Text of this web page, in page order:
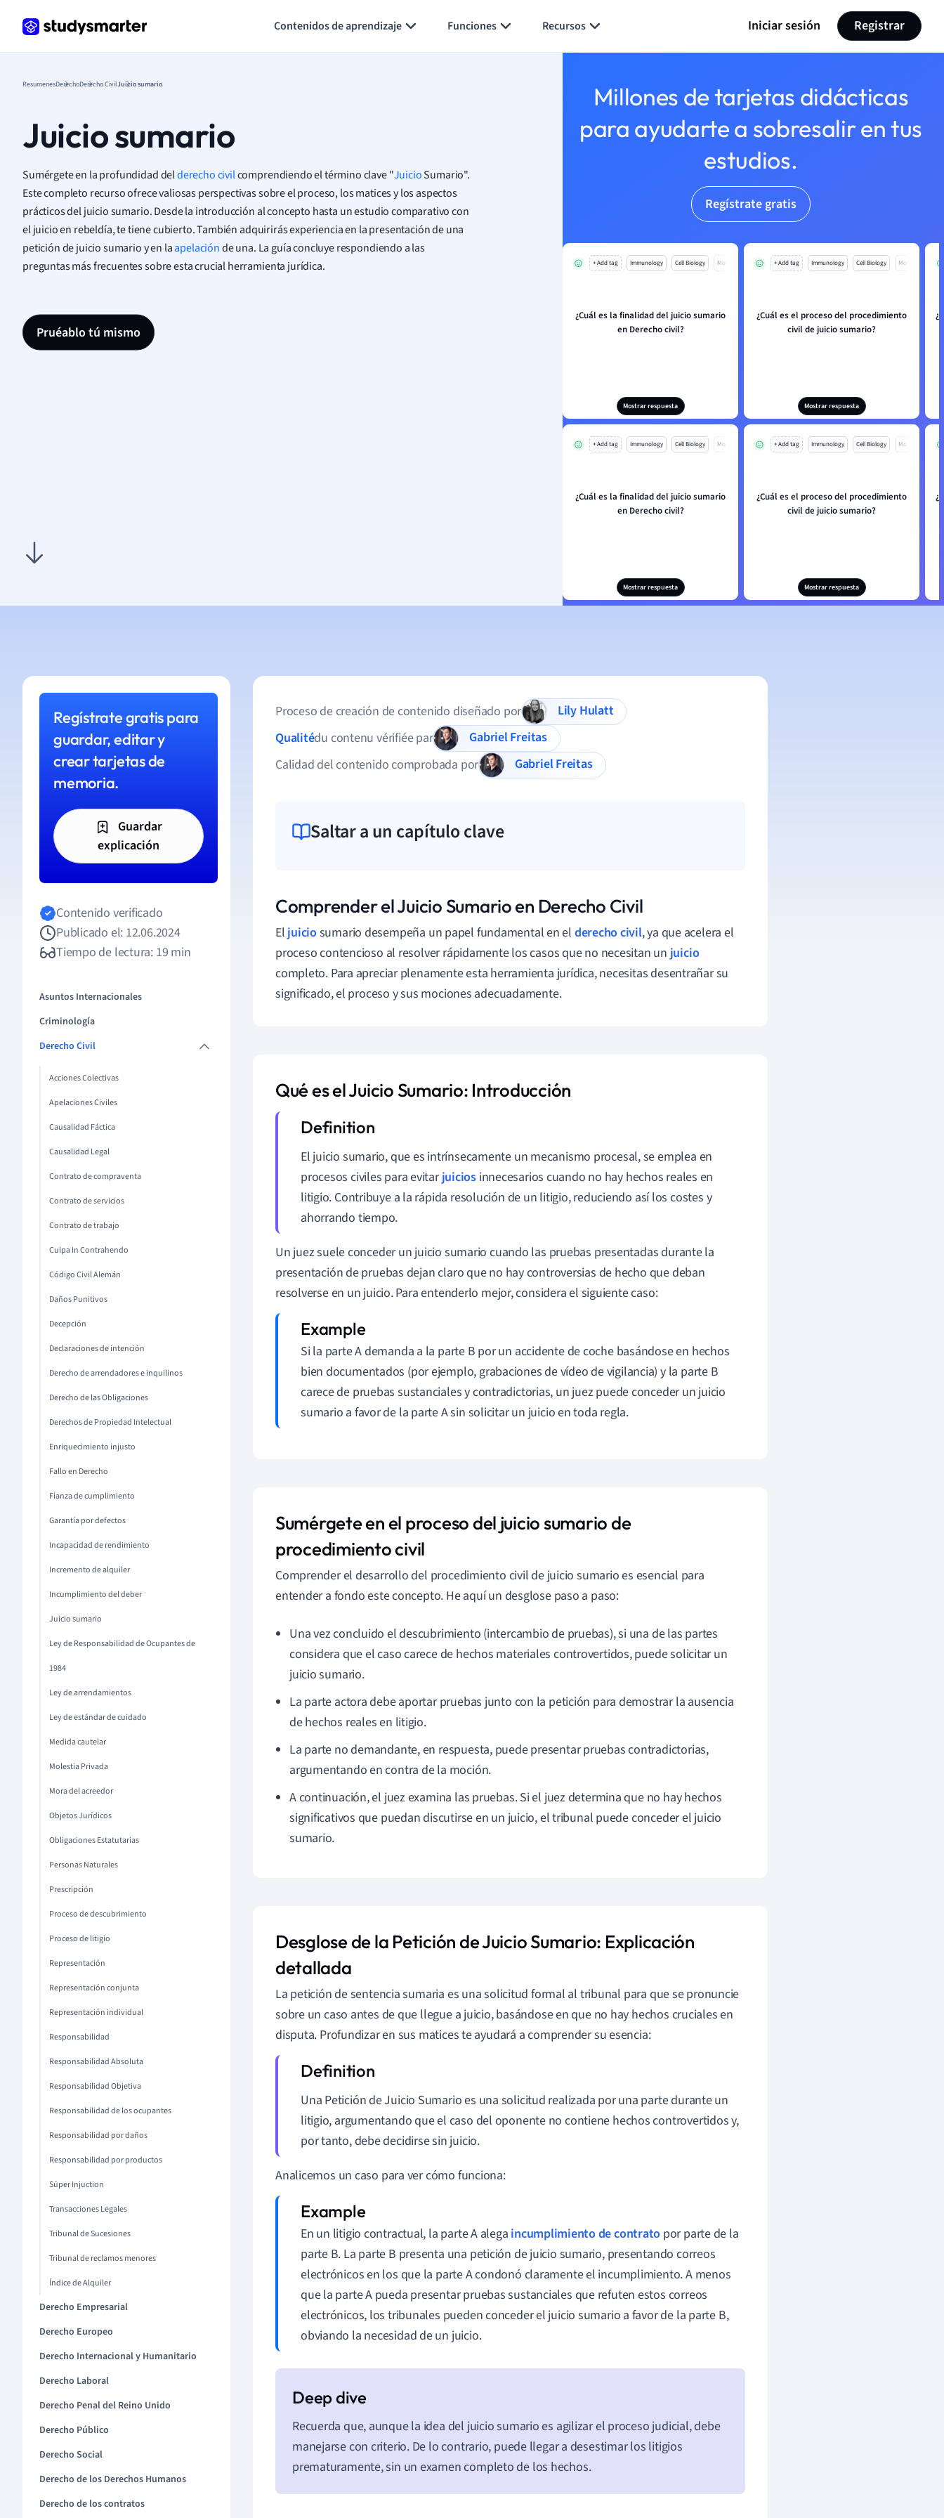
Contenidos de aprendizaje Funciones Recursos Iniciar sesión Registrar
ResumenesDerechoDerecho CivilJuicio sumario
Juicio sumario
Sumérgete en la profundidad delderecho civilcomprendiendo el término clave "JuicioSumario".
Este completo recurso ofrece valiosas perspectivas sobre el proceso, los matices y los aspectos
prácticos del juicio sumario. Desde la introducción al concepto hasta un estudio comparativo con
el juicio en rebeldía, te tiene cubierto. También adquirirás experiencia en la presentación de una
petición de juicio sumario y en laapelaciónde una. La guía concluye respondiendo a las
preguntas más frecuentes sobre esta crucial herramienta jurídica.
Pruéablo tú mismo
Millones de tarjetas didácticas
para ayudarte a sobresalir en tus
estudios.
Regístrate gratis
+ Add tag Immunology Cell Biology Mo
¿Cuál es la finalidad del juicio sumario
en Derecho civil?
Mostrar respuesta
+ Add tag Immunology Cell Biology Mo
¿Cuál es el proceso del procedimiento
civil de juicio sumario?
Mostrar respuesta
+ Add tag Immunology Cell Biology Mo
¿Cuál es la finalidad del juicio sumario
en Derecho civil?
Mostrar respuesta
+ Add tag Immunology Cell Biology Mo
¿Cuál es el proceso del procedimiento
civil de juicio sumario?
Mostrar respuesta
Regístrate gratis para
guardar, editar y
crear tarjetas de
memoria.
Guardar
explicación
Contenido verificado
Publicado el: 12.06.2024
Tiempo de lectura: 19 min
Asuntos Internacionales
Criminología
Derecho Civil
Acciones Colectivas
Apelaciones Civiles
Causalidad Fáctica
Causalidad Legal
Contrato de compraventa
Contrato de servicios
Contrato de trabajo
Culpa In Contrahendo
Código Civil Alemán
Daños Punitivos
Decepción
Declaraciones de intención
Derecho de arrendadores e inquilinos
Derecho de las Obligaciones
Derechos de Propiedad Intelectual
Enriquecimiento injusto
Fallo en Derecho
Fianza de cumplimiento
Garantía por defectos
Incapacidad de rendimiento
Incremento de alquiler
Incumplimiento del deber
Juicio sumario
Ley de Responsabilidad de Ocupantes de
1984
Ley de arrendamientos
Ley de estándar de cuidado
Medida cautelar
Molestia Privada
Mora del acreedor
Objetos Jurídicos
Obligaciones Estatutarias
Personas Naturales
Prescripción
Proceso de descubrimiento
Proceso de litigio
Representación
Representación conjunta
Representación individual
Responsabilidad
Responsabilidad Absoluta
Responsabilidad Objetiva
Responsabilidad de los ocupantes
Responsabilidad por daños
Responsabilidad por productos
Súper Injuction
Transacciones Legales
Tribunal de Sucesiones
Tribunal de reclamos menores
Índice de Alquiler
Derecho Empresarial
Derecho Europeo
Derecho Internacional y Humanitario
Derecho Laboral
Derecho Penal del Reino Unido
Derecho Público
Derecho Social
Derecho de los Derechos Humanos
Derecho de los contratos
Proceso de creación de contenido diseñado por
Lily Hulatt
Qualitédu contenu vérifiée par
Gabriel Freitas
Calidad del contenido comprobada por
Gabriel Freitas
Saltar a un capítulo clave
Comprender el Juicio Sumario en Derecho Civil
El juiciosumario desempeña un papel fundamental en el derecho civil, ya que acelera el
proceso contencioso al resolver rápidamente los casos que no necesitan un juicio
completo. Para apreciar plenamente esta herramienta jurídica, necesitas desentrañar su
significado, el proceso y sus mociones adecuadamente.
Qué es el Juicio Sumario: Introducción
El juicio sumario, que es intrínsecamente un mecanismo procesal, se emplea en
procesos civiles para evitarjuiciosinnecesarios cuando no hay hechos reales en
litigio. Contribuye a la rápida resolución de un litigio, reduciendo así los costes y
ahorrando tiempo.
Un juez suele conceder un juicio sumario cuando las pruebas presentadas durante la
presentación de pruebas dejan claro que no hay controversias de hecho que deban
resolverse en un juicio. Para entenderlo mejor, considera el siguiente caso:
Si la parte A demanda a la parte B por un accidente de coche basándose en hechos
bien documentados (por ejemplo, grabaciones de vídeo de vigilancia) y la parte B
carece de pruebas sustanciales y contradictorias, un juez puede conceder un juicio
sumario a favor de la parte A sin solicitar un juicio en toda regla.
Sumérgete en el proceso del juicio sumario de
procedimiento civil
Comprender el desarrollo del procedimiento civil de juicio sumario es esencial para
entender a fondo este concepto. He aquí un desglose paso a paso:
Una vez concluido el descubrimiento (intercambio de pruebas), si una de las partes
considera que el caso carece de hechos materiales controvertidos, puede solicitar un
juicio sumario.
La parte actora debe aportar pruebas junto con la petición para demostrar la ausencia
de hechos reales en litigio.
La parte no demandante, en respuesta, puede presentar pruebas contradictorias,
argumentando en contra de la moción.
A continuación, el juez examina las pruebas. Si el juez determina que no hay hechos
significativos que puedan discutirse en un juicio, el tribunal puede conceder el juicio
sumario.
Desglose de la Petición de Juicio Sumario: Explicación
detallada
La petición de sentencia sumaria es una solicitud formal al tribunal para que se pronuncie
sobre un caso antes de que llegue a juicio, basándose en que no hay hechos cruciales en
disputa. Profundizar en sus matices te ayudará a comprender su esencia:
Una Petición de Juicio Sumario es una solicitud realizada por una parte durante un
litigio, argumentando que el caso del oponente no contiene hechos controvertidos y,
por tanto, debe decidirse sin juicio.
Analicemos un caso para ver cómo funciona:
En un litigio contractual, la parte A alega incumplimiento de contrato por parte de la
parte B. La parte B presenta una petición de juicio sumario, presentando correos
electrónicos en los que la parte A condonó claramente el incumplimiento. A menos
que la parte A pueda presentar pruebas sustanciales que refuten estos correos
electrónicos, los tribunales pueden conceder el juicio sumario a favor de la parte B,
obviando la necesidad de un juicio.
Recuerda que, aunque la idea del juicio sumario es agilizar el proceso judicial, debe
manejarse con criterio. De lo contrario, puede llegar a desestimar los litigios
prematuramente, sin un examen completo de los hechos.